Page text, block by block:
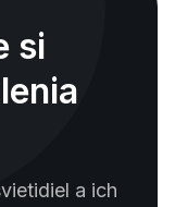
si
a ich